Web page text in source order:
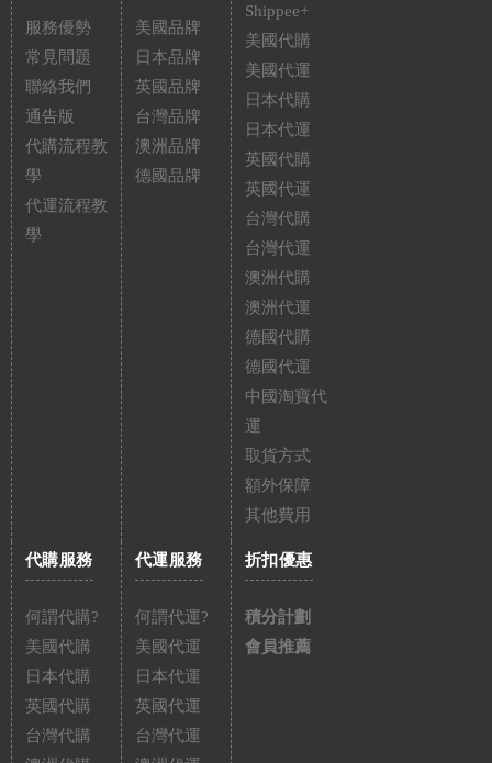
服務優勢
常見問題
聯絡我們
通告版
代購流程教
學
代運流程教
學
美國品牌
日本品牌
英國品牌
台灣品牌
澳洲品牌
德國品牌
Shippee+
美國代購
美國代運
日本代購
日本代運
英國代購
英國代運
台灣代購
台灣代運
澳洲代購
澳洲代運
德國代購
德國代運
中國淘寶代
運
取貨方式
額外保障
其他費用
代購服務
何謂代購?
美國代購
日本代購
英國代購
台灣代購
代運服務
何謂代運?
美國代運
日本代運
英國代運
台灣代運
折扣優惠
積分計劃
會員推薦